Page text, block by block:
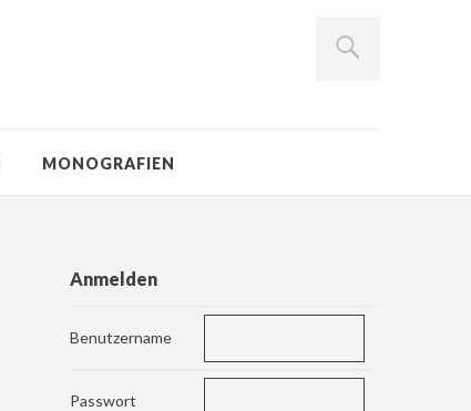
MONOGRAFIEN
Anmelden
Benutzername
Passwort